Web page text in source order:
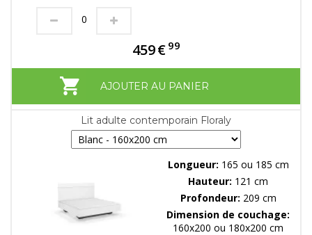
459€ 99
AJOUTER AU PANIER
Lit adulte contemporain Floraly
Longueur: 165 ou 185 cm
Hauteur: 121 cm
Profondeur: 209 cm
Dimension de couchage:
160x200 ou 180x200 cm